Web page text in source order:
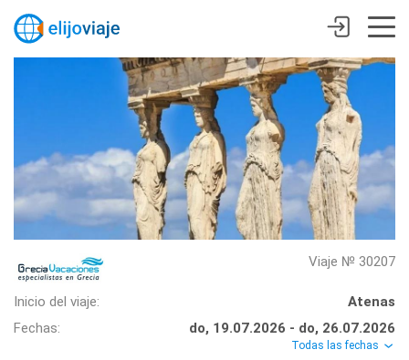
Viaje № 30207
Inicio del viaje:
Atenas
Fechas:
do, 19.07.2026 - do, 26.07.2026
Todas las fechas